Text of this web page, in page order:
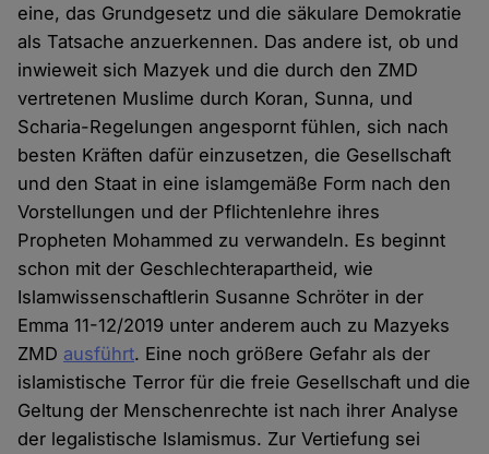
eine, das Grundgesetz und die säkulare Demokratie
als Tatsache anzuerkennen. Das andere ist, ob und
inwieweit sich Mazyek und die durch den ZMD
vertretenen Muslime durch Koran, Sunna, und
Scharia-Regelungen angespornt fühlen, sich nach
besten Kräften dafür einzusetzen, die Gesellschaft
und den Staat in eine islamgemäße Form nach den
Vorstellungen und der Pflichtenlehre ihres
Propheten Mohammed zu verwandeln. Es beginnt
schon mit der Geschlechterapartheid, wie
Islamwissenschaftlerin Susanne Schröter in der
Emma 11-12/2019 unter anderem auch zu Mazyeks
ZMD ausführt. Eine noch größere Gefahr als der
islamistische Terror für die freie Gesellschaft und die
Geltung der Menschenrechte ist nach ihrer Analyse
der legalistische Islamismus. Zur Vertiefung sei